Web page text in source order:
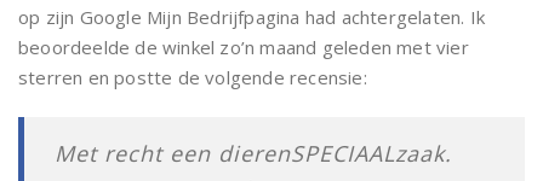
op zijn Google Mijn Bedrijfpagina had achtergelaten. Ik
beoordeelde de winkel zo’n maand geleden met vier
sterren en postte de volgende recensie:
Met recht een dierenSPECIAALzaak.